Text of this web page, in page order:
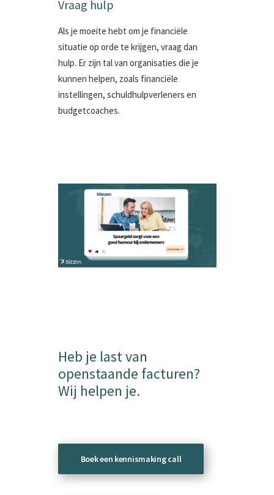
Vraag hulp
Als je moeite hebt om je financiële
situatie op orde te krijgen, vraag dan
hulp. Er zijn tal van organisaties die je
kunnen helpen, zoals financiële
instellingen, schuldhulpverleners en
budgetcoaches.
Heb je last van
openstaande facturen?
Wij helpen je.
Boek een kennismaking call